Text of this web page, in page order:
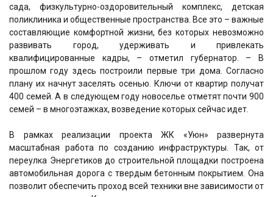
сада, физкультурно-оздоровительный комплекс, детская
поликлиника и общественные пространства. Все это – важные
составляющие комфортной жизни, без которых невозможно
развивать город, удерживать и привлекать
квалифицированные кадры, – отметил губернатор. – В
прошлом году здесь построили первые три дома. Согласно
плану их начнут заселять осенью. Ключи от квартир получат
400 семей. А в следующем году новоселье отметят почти 900
семей – в многоэтажках, возведение которых сейчас идет.
В рамках реализации проекта ЖК «Уюн» развернута
масштабная работа по созданию инфраструктуры. Так, от
переулка Энергетиков до строительной площадки построена
автомобильная дорога с твердым бетонным покрытием. Она
позволит обеспечить проход всей техники вне зависимости от